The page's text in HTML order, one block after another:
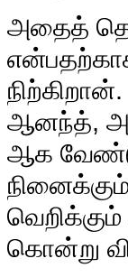
அதைத்
ஆனந்த்,
ஆக
கொன்று